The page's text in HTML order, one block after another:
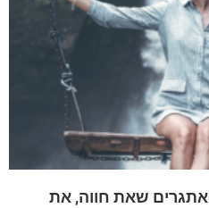
שאת חווה, את